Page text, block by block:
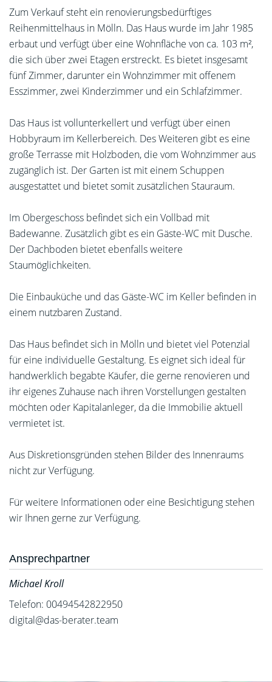
Zum Verkauf steht ein renovierungsbedürftiges
Reihenmittelhaus in Mölln. Das Haus wurde im Jahr 1985
erbaut und verfügt über eine Wohnfläche von ca. 103 m²,
die sich über zwei Etagen erstreckt. Es bietet insgesamt
fünf Zimmer, darunter ein Wohnzimmer mit offenem
Esszimmer, zwei Kinderzimmer und ein Schlafzimmer.
Das Haus ist vollunterkellert und verfügt über einen
Hobbyraum im Kellerbereich. Des Weiteren gibt es eine
große Terrasse mit Holzboden, die vom Wohnzimmer aus
zugänglich ist. Der Garten ist mit einem Schuppen
ausgestattet und bietet somit zusätzlichen Stauraum.
Im Obergeschoss befindet sich ein Vollbad mit
Badewanne. Zusätzlich gibt es ein Gäste-WC mit Dusche.
Der Dachboden bietet ebenfalls weitere
Staumöglichkeiten.
Die Einbauküche und das Gäste-WC im Keller befinden in
einem nutzbaren Zustand.
Das Haus befindet sich in Mölln und bietet viel Potenzial
für eine individuelle Gestaltung. Es eignet sich ideal für
handwerklich begabte Käufer, die gerne renovieren und
ihr eigenes Zuhause nach ihren Vorstellungen gestalten
möchten oder Kapitalanleger, da die Immobilie aktuell
vermietet ist.
Aus Diskretionsgründen stehen Bilder des Innenraums
nicht zur Verfügung.
Für weitere Informationen oder eine Besichtigung stehen
wir Ihnen gerne zur Verfügung.
Ansprechpartner
Michael Kroll
Telefon: 00494542822950
digital@das-berater.team